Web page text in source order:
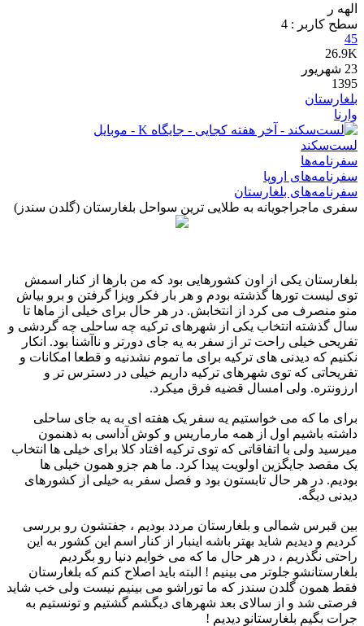
الهه ر
سطح کاربر : 4
45
26.9K
23 شهریور
1395
بلغارستان
وارنا
لست‌سکند
سفرنامه‌ها
سفرنامه‌های اروپا
سفرنامه‌های بلغارستان
سفری ماجراجویانه به طلایی ترین سواحل بلغارستان (گلدن سندز)
بلغارستان یکی از اون کشورهایی بود که من بارها از کنار اسمش
توی لیست تورها گذشته بودم و هر بار فکر ویزا گرفتن ‏و برو بیاش
منو منصرف می کرد از انتخابش. در هر حال برای خیلی از ماها تا
سال گذشته انتخاب یکی از شهرهای ترکیه ‏چه ساحلی چه گردشی و
تفریحی خیلی راحت تر از سفر به یه جای دورتر و ناآشنا بود. انکار
نکنیم که دیدنی های ترکیه ‏برای ما تموم نشدنیه و قطعا امکانات و
تفریحاتی که توی شهرهای ترکیه داریم خیلی در دسترس تر و
ارزونتره. ولی امسال ‏قضیه فرق میکرد. ‏ ‏
برای ما که می خواستیم یه سفر یک هفته ای به یه جای ساحلی
داشته باشیم اول از همه مارماریس و کوش آداسی به ذهنمون
‏میرسید ولی با اتفاقاتی که توی ترکیه افتاد کلا برای خیلی ها انتخاب
یک مقصد جایگزین اولویت پیدا کرد. ما هم جزو همون ‏خیلی ها
بودیم. در هر حال تابستون بود و فصل سفر به خیلی از کشورهای
دیدنی دیگه. ‏ ‏
بین قبرس شمالی و بلغارستان مردد بودیم ، جفتشون رو بررسی
کردیم و دیدیم شاید بهتر باشه اینبار از کنار اسم این کشور ‏به این
راحتی نگذریم ، در هر حال ما که می خوایم دنیا رو بگردیم
بلغارستانشو جلوتر می بینیم ! البته باید اصلاح کنم که ‏بلغارستان
فقط همون گلدن سندز که ما توراشو می بینیم نیست ولی خب شاید
فرصتی شد و از سالای بعد شهرهای دیگشم ‏گشتیم و تونستیم به
جرات بگیم بلغارستانو دیدیم !‏ ‏